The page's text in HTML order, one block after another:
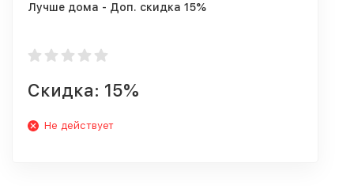
Лучше дома - Доп. скидка 15%
Скидка: 15%
Не действует